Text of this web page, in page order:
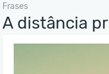
Frases
A distância